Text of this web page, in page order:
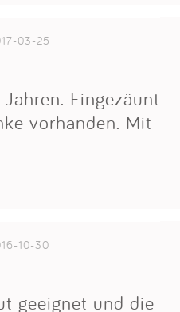
03-25
Eingezäunt
vorhanden. Mit
10-30
geeignet und die